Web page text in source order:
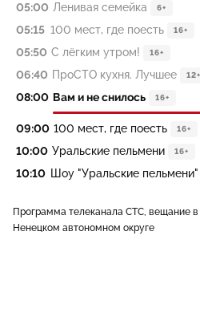
05:00 Ленивая семейка 6+
05:15 100 мест, где поесть 16+
05:50 С лёгким утром! 16+
06:40 ПроСТО кухня. Лучшее 12+
08:00 Вам и не снилось 16+
09:00 100 мест, где поесть 16+
10:00 Уральские пельмени 16+
10:10 Шоу "Уральские пельмени"
Программа телеканала СТС, вещание
Ненецком автономном округе